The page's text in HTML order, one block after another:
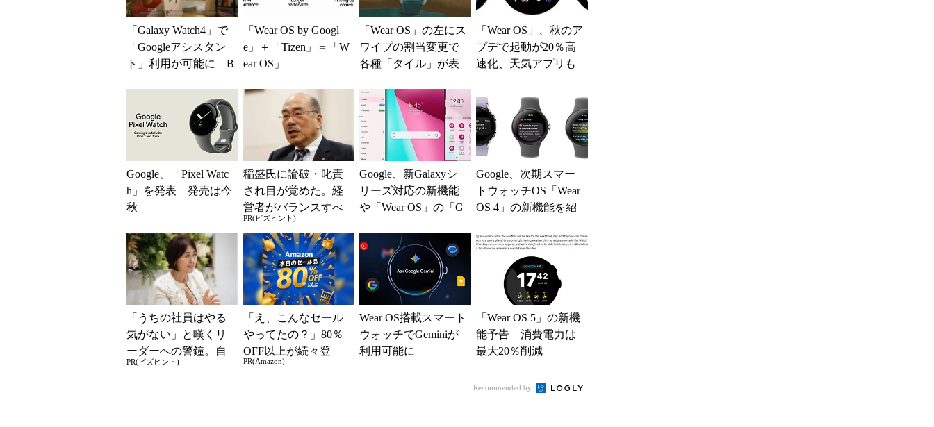
「Galaxy Watch4」で
「Googleアシスタン
ト」利用が可能に B
「Wear OS by Googl
e」＋「Tizen」＝「W
ear OS」
「Wear OS」の左にス
ワイプの割当変更で
各種「タイル」が表
「Wear OS」、秋のア
プデで起動が20％高
速化、天気アプリも
Google、「Pixel Watc
h」を発表 発売は今
秋
稲盛氏に論破・叱責
され目が覚めた。経
営者がバランスすべ
き2つの背反
PR(ビズヒント)
Google、新Galaxyシ
リーズ対応の新機能
や「Wear OS」の「G
対...
Google、次期スマー
トウォッチOS「Wear
OS 4」の新機能を紹
「うちの社員はやる
気がない」と嘆くリ
ーダーへの警鐘。自
律型組織をつくる前
PR(ビズヒント)
「え、こんなセール
やってたの？」80％
OFF以上が続々登
場！Amazonの本気が
PR(Amazon)
Wear OS搭載スマート
ウォッチでGeminiが
利用可能に
「Wear OS 5」の新機
能予告 消費電力は
最大20％削減
Recommended by